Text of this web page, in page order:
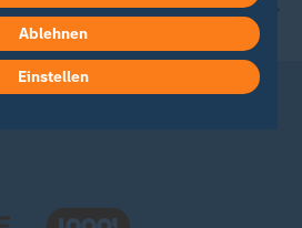
Impressum.
findest du in unserer
Ablehnen
Einstellen